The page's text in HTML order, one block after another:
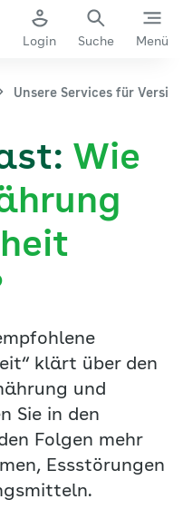
Login Suche Menü
Unsere Services für
Wie
klärt über den
und
Sie in den
Folgen mehr
Essstörungen